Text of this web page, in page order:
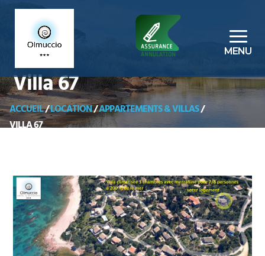
Villa 67
ACCUEIL/LOCATION/APPARTEMENTS & VILLAS/
VILLA 67